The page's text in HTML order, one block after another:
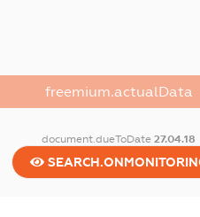
freemium.actualData
document.dueToDate27.04.18